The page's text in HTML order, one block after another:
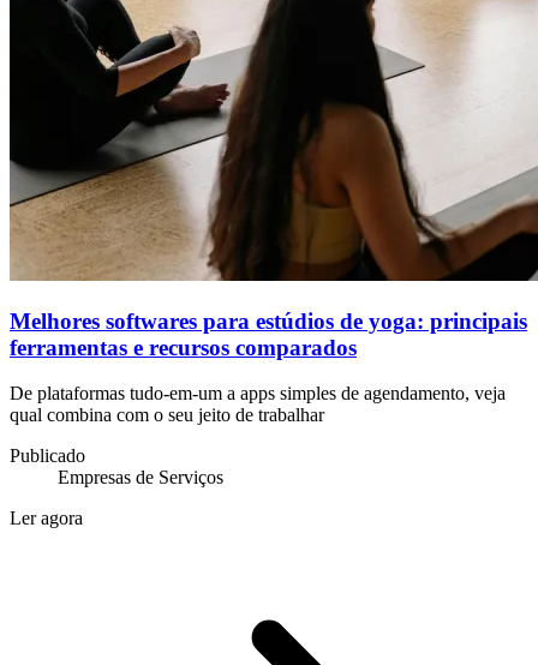
Melhores softwares para estúdios de yoga: principais
ferramentas e recursos comparados
De plataformas tudo-em-um a apps simples de agendamento, veja
qual combina com o seu jeito de trabalhar
Publicado
Empresas de Serviços
Ler agora